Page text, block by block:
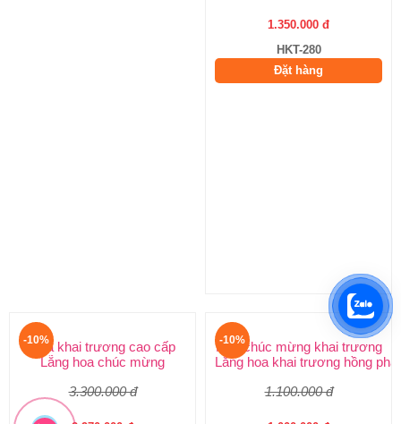
Đặt hàng
2.970.000 đ
Đặt hàng
-10%